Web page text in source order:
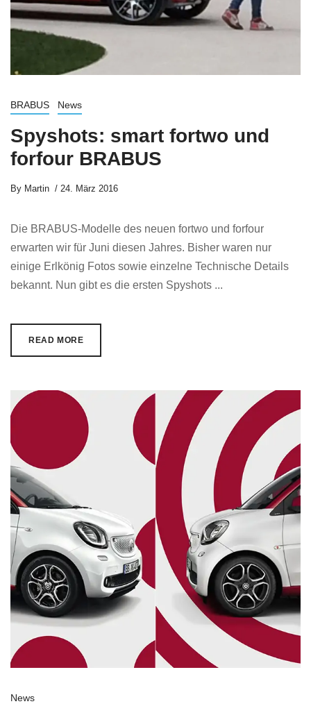
BRABUS News
Spyshots: smart fortwo und
forfour BRABUS
By Martin 24. März 2016
Die BRABUS-Modelle des neuen fortwo und forfour
erwarten wir für Juni diesen Jahres. Bisher waren nur
einige Erlkönig Fotos sowie einzelne Technische Details
bekannt. Nun gibt es die ersten Spyshots ...
READ MORE
News